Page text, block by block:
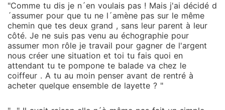
"Comme tu dis je n´en voulais pas ! Mais j'ai décidé d
´assumer pour que tu ne l´amène pas sur le même
chemin que tes deux grand , sans leur parent à leur
côté. Je ne suis pas venu au échographie pour
assumer mon rôle je travail pour gagner de l'argent
nous créer une situation et toi tu fais quoi en
attendant tu te pompone te balade va chez le
coiffeur . A tu au moin penser avant de rentré à
acheter quelque ensemble de layette ? "